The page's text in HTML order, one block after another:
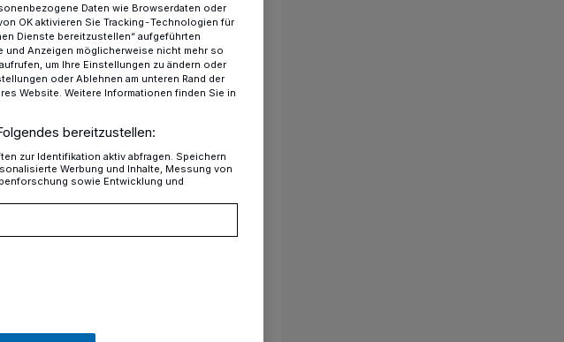
Daten wie Browserdaten oder
OK aktivieren Sie Tracking-Technologien für
Dienste bereitzustellen“ aufgeführten
und Anzeigen möglicherweise nicht mehr so
um Ihre Einstellungen zu ändern oder
oder Ablehnen am unteren Rand der
Website. Weitere Informationen finden Sie in
bereitzustellen:
zur Identifikation aktiv abfragen. Speichern
Werbung und Inhalte, Messung von
sowie Entwicklung und